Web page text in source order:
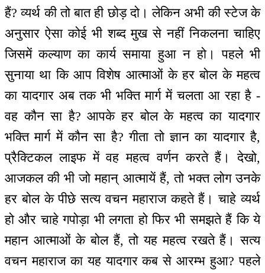
हैं? व्यर्थ की तो बात ही छोड़ दो। लेकिन अभी की स्टेज के
अनुसार ऐसा कोई भी शब्द मुख से नहीं निकलना चाहिए
जिसमें कल्याण का कार्य समाया हुआ न हो। पहले भी
सुनाया था कि आप विशेष आत्माओं के हर बोल के महत्व
का यादगार अब तक भी भक्ति मार्ग में चलता आ रहा है -
वह कौन सा है? आपके हर बोल के महत्व का यादगार
भक्ति मार्ग में कौन सा है? गीता तो ज्ञान का यादगार है,
प्रैक्टिकल लाइफ में वह महत्व वर्णन करते हैं। देखो,
आजकल की भी जो महान् आत्मायें हैं, तो भक्त लोग उनके
हर बोल के पीछे सत्य वचन महाराज कहते हैं। चाहे व्यर्थ
हो और चाहे गपोड़ा भी लगता हो फिर भी समझते हैं कि ये
महान आत्माओं के बोल हैं, तो यह महत्व रखते हैं। सत्य
वचन महाराज का यह यादगार कब से आरम्भ हुआ? पहले